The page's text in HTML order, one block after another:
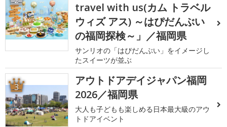
travel with us(カム トラベル
ウィズ アス) ～はぴだんぶい
の福岡探検～」／福岡県
サンリオの「はぴだんぶい」をイメージし
たスイーツが並ぶ
3
アウトドアデイジャパン福岡
2026／福岡県
大人も子どもも楽しめる日本最大級のアウ
トドアイベント